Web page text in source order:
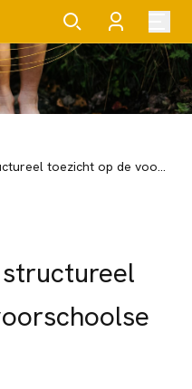
Scenario’s voor structureel toezicht op de voorschoolse educatie